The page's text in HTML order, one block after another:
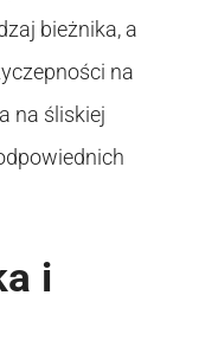
bieżnika, a
na
na śliskiej
i